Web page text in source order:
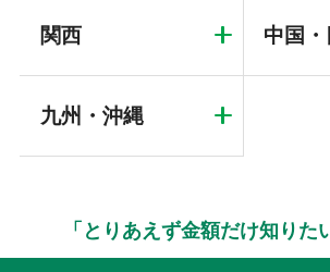
関西 中国・
九州・沖縄
「とりあえず金額だけ知りた